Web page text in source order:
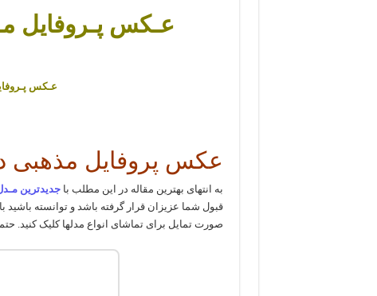
عـکس پـروفایل
عـکس
عکس پروفایل مذهبی دخترانه
به انتهای بهترین مقاله در این مطلب باجدیدترین
قبول شما عزیزان قرار گرفته باشد و توانسته باشید
صورت تمایل برای تماشای انواع مدلها کلیک کنید.